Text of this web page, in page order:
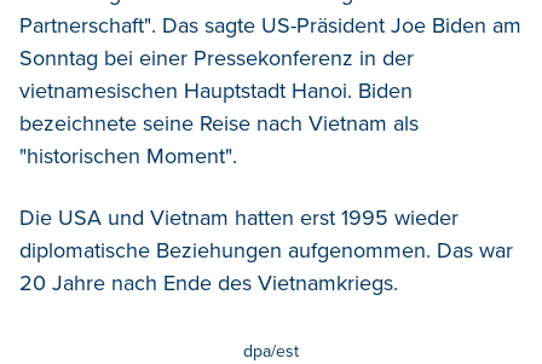
Partnerschaft". Das sagte US-Präsident Joe Biden am
Sonntag bei einer Pressekonferenz in der
vietnamesischen Hauptstadt Hanoi. Biden
bezeichnete seine Reise nach Vietnam als
"historischen Moment".
Die USA und Vietnam hatten erst 1995 wieder
diplomatische Beziehungen aufgenommen. Das war
20 Jahre nach Ende des Vietnamkriegs.
dpa/est